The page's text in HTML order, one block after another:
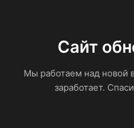
Сайт
Мы работаем над новой
заработает.